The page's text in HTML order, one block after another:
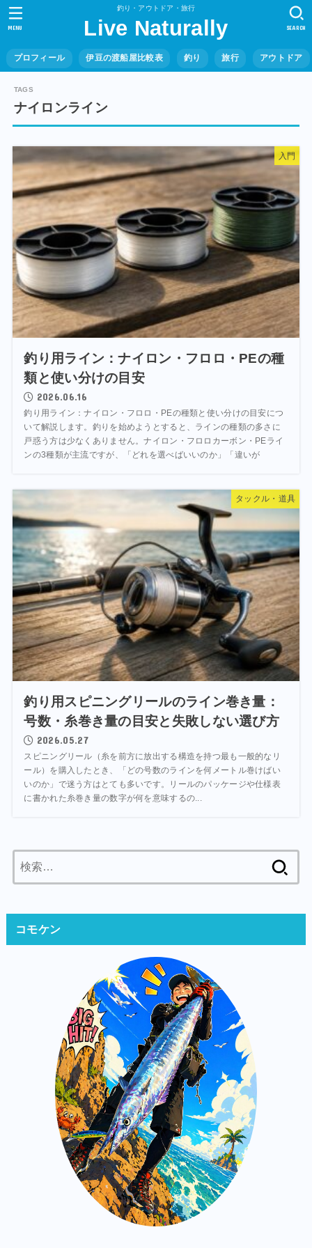
釣り・アウトドア・旅行
Live Naturally
プロフィール 伊豆の渡船屋比較表 釣り 旅行 アウトドア
SEARCH
MENU
ナイロンライン
入門
釣り用ライン：ナイロン・フロロ・PEの種
類と使い分けの目安
2026.06.16
釣り用ライン：ナイロン・フロロ・PEの種類と使い分けの目安につ
いて解説します。釣りを始めようとすると、ラインの種類の多さに
戸惑う方は少なくありません。ナイロン・フロロカーボン・PEライ
ンの3種類が主流ですが、「どれを選べばいいのか」「違いが
タックル・道具
釣り用スピニングリールのライン巻き量：
号数・糸巻き量の目安と失敗しない選び方
2026.05.27
スピニングリール（糸を前方に放出する構造を持つ最も一般的なリ
ール）を購入したとき、「どの号数のラインを何メートル巻けばい
いのか」で迷う方はとても多いです。リールのパッケージや仕様表
に書かれた糸巻き量の数字が何を意味するの...
索:
コモケン